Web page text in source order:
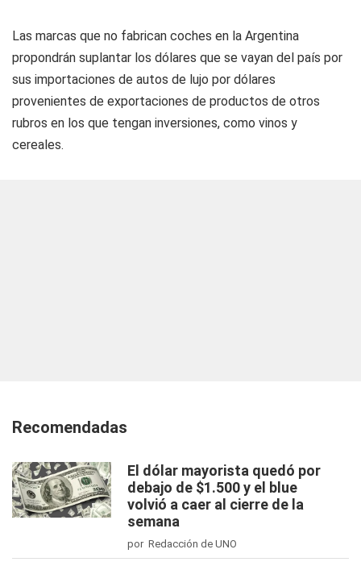
Las marcas que no fabrican coches en la Argentina
propondrán suplantar los dólares que se vayan del país por
sus importaciones de autos de lujo por dólares
provenientes de exportaciones de productos de otros
rubros en los que tengan inversiones, como vinos y
cereales.
Recomendadas
El dólar mayorista quedó por
debajo de $1.500 y el blue
volvió a caer al cierre de la
semana
por Redacción de UNO